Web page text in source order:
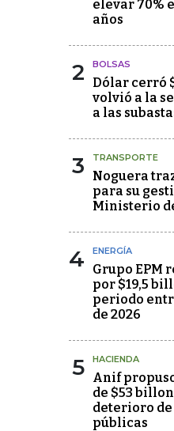
elevar 70%
años
2 BOLSAS
Dólar cerró
volvió a la
a las
3 TRANSPORTE
Noguera
para su
Ministerio
4 ENERGÍA
Grupo EPM
por $19,5
periodo
de 2026
5 HACIENDA
Anif
de $53
deterioro de
públicas